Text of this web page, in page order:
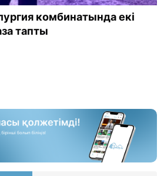
комбинатында екі
тапты